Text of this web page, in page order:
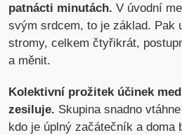
patnácti minutách. V úvodní
svým srdcem, to je základ. Pak
stromy, celkem čtyřikrát,
a měnit.
Kolektivní prožitek účinek
zesiluje. Skupina snadno
kdo je úplný začátečník a doma